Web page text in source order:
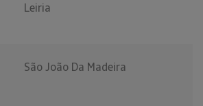
Leiria
São João Da Madeira